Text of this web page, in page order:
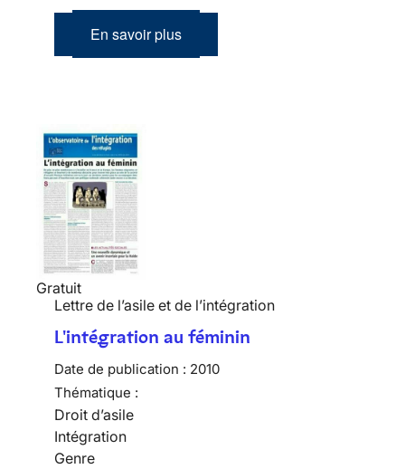
En savoir plus
Gratuit
Lettre de l’asile et de l’intégration
L'intégration au féminin
Date de publication : 2010
Thématique :
Droit d’asile
Intégration
Genre